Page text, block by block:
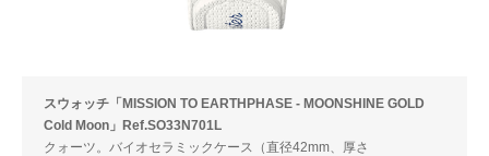
スウォッチ「MISSION TO EARTHPHASE - MOONSHINE GOLD
Cold Moon」Ref.SO33N701L
クォーツ。バイオセラミックケース（直径42mm、厚さ